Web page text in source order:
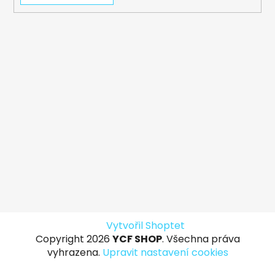
Vytvořil Shoptet
Copyright 2026 YCF SHOP. Všechna práva
vyhrazena. Upravit nastavení cookies